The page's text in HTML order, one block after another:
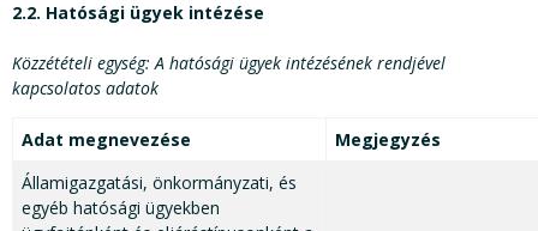
2.2. Hatósági ügyek intézése
Közzétételi egység: A hatósági ügyek intézésének rendjével
kapcsolatos adatok
Adat megnevezése
Megjegyzés
Államigazgatási, önkormányzati, és
egyéb hatósági ügyekben